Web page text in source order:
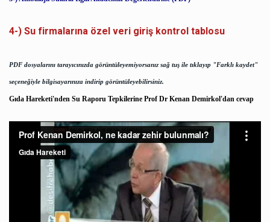
4-) Su firmalarına özel veri giriş kontrol tablosu
PDF dosyalarını tarayıcınızda görüntüleyemiyorsanız sağ tuş ile tıklayıp "Farklı kaydet"
seçeneğiyle bilgisayarınıza indirip görüntüleyebilirsiniz.
Gıda Hareketi'nden Su Raporu Tepkilerine Prof Dr Kenan Demirkol'dan cevap